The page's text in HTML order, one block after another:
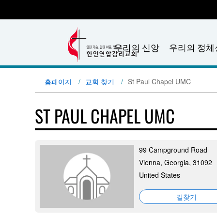
우리의 신앙 우리의 정체
홈페이지 교회 찾기 St Paul Chapel UMC
ST PAUL CHAPEL UMC
99 Campground Road
Vienna, Georgia, 31092
United States
길찾기